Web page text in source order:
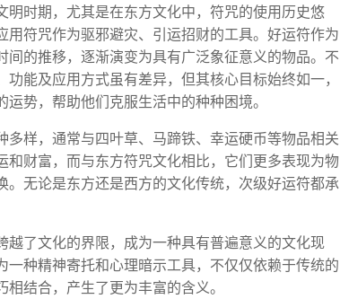
明时期，尤其是在东方文化中，符咒的使用历史悠
用符咒作为驱邪避灾、引运招财的工具。好运符作为
间的推移，逐渐演变为具有广泛象征意义的物品。不
能及应用方式虽有差异，但其核心目标始终如一，
势，帮助他们克服生活中的种种困境。
多样，通常与四叶草、马蹄铁、幸运硬币等物品相关
和财富，而与东方符咒文化相比，它们更多表现为物
。无论是东方还是西方的文化传统，次级好运符都承
越了文化的界限，成为一种具有普遍意义的文化现
一种精神寄托和心理暗示工具，不仅仅依赖于传统的
结合，产生了更为丰富的含义。